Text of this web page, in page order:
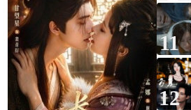
11
12